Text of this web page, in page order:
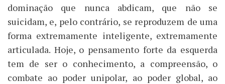
dominação que nunca abdicam, que não se
suicidam, e, pelo contrário, se reproduzem de uma
forma extremamente inteligente, extremamente
articulada. Hoje, o pensamento forte da esquerda
tem de ser o conhecimento, a compreensão, o
combate ao poder unipolar, ao poder global, ao